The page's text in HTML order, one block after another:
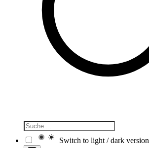
Switch to light / dark version